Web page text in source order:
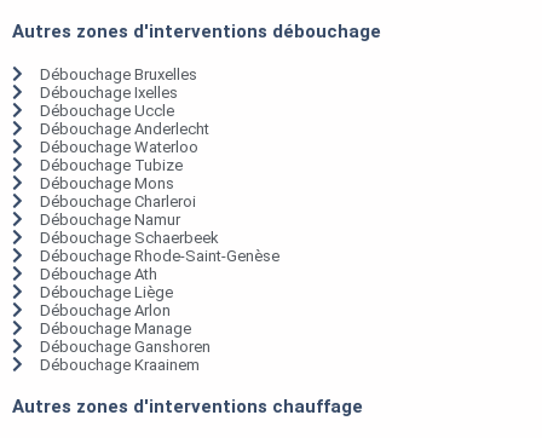
Autres zones d'interventions débouchage
Débouchage Bruxelles
Débouchage Ixelles
Débouchage Uccle
Débouchage Anderlecht
Débouchage Waterloo
Débouchage Tubize
Débouchage Mons
Débouchage Charleroi
Débouchage Namur
Débouchage Schaerbeek
Débouchage Rhode-Saint-Genèse
Débouchage Ath
Débouchage Liège
Débouchage Arlon
Débouchage Manage
Débouchage Ganshoren
Débouchage Kraainem
Autres zones d'interventions chauffage